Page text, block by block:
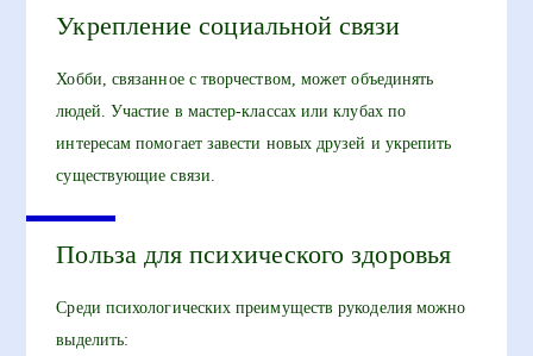
Укрепление социальной связи
Хобби, связанное с творчеством, может объединять
людей. Участие в мастер-классах или клубах по
интересам помогает завести новых друзей и укрепить
существующие связи.
Польза для психического здоровья
Среди психологических преимуществ рукоделия можно
выделить: